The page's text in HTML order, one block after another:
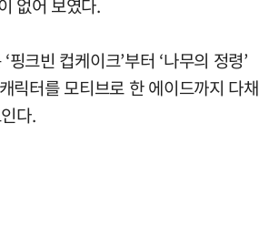
없어 보였다.
핑크빈 컵케이크’부터 ‘나무의 정령’
릭터를 모티브로 한 에이드까지 다채
다.